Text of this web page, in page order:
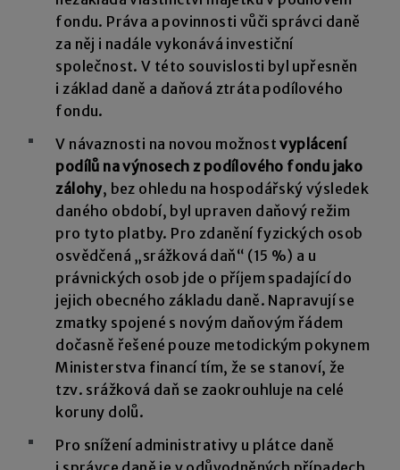
fondu. Práva a povinnosti vůči správci daně
za něj i nadále vykonává investiční
společnost. V této souvislosti byl upřesněn
i základ daně a daňová ztráta podílového
fondu.
V návaznosti na novou možnostvyplácení
podílů na výnosech z podílového fondu jako
zálohy, bez ohledu na hospodářský výsledek
daného období, byl upraven daňový režim
pro tyto platby. Pro zdanění fyzických osob
osvědčená „srážková daň“ (15 %) a u
právnických osob jde o příjem spadající do
jejich obecného základu daně. Napravují se
zmatky spojené s novým daňovým řádem
dočasně řešené pouze metodickým pokynem
Ministerstva financí tím, že se stanoví, že
tzv. srážková daň se zaokrouhluje na celé
koruny dolů.
Pro snížení administrativy u plátce daně